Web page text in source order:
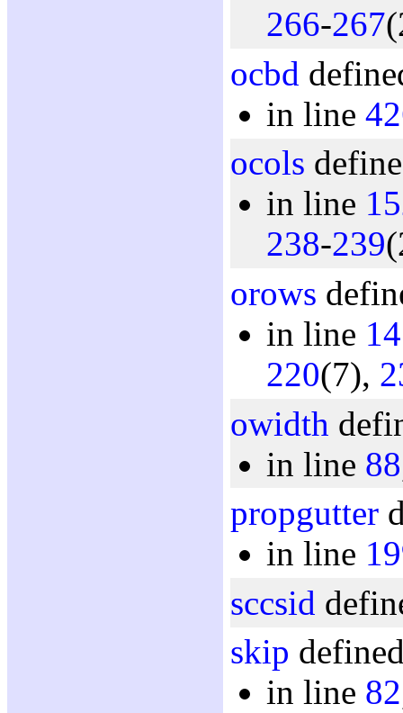
266-267
ocbd
in line
ocols
in line
238-239
orows
in line
220(7),
owidth
in line 88
propgutter
in line
sccsid
skip
in line 82